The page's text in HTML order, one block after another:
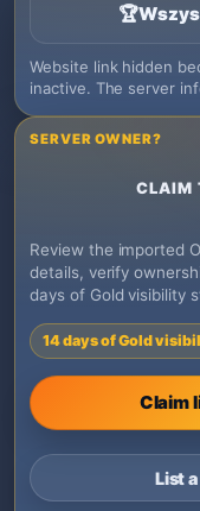
🏆
Website link hidden
inactive. The server
SERVER OWNER?
CLAIM
Review the imported
details, verify
days of Gold visibility
14 days of Gold
Claim
List